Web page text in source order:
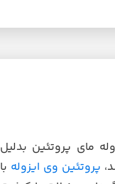
مای پروتئین بدلیل
پروتئین وی ایزوله با